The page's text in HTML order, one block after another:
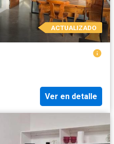
ACTUALIZADO
Ver en detalle